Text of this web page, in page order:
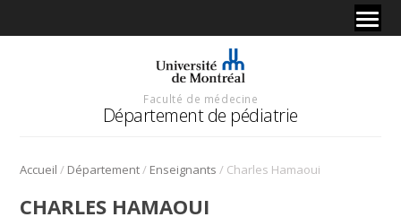
Faculté de médecine
Département de pédiatrie
Accueil / Département/ Enseignants / Charles Hamaoui
CHARLES HAMAOUI